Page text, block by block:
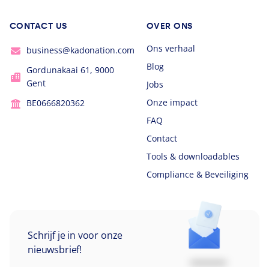
CONTACT US
business@kadonation.com
Gordunakaai 61, 9000
Gent
BE0666820362
OVER ONS
Ons verhaal
Blog
Jobs
Onze impact
FAQ
Contact
Tools & downloadables
Compliance & Beveiliging
Schrijf je in voor onze
nieuwsbrief!